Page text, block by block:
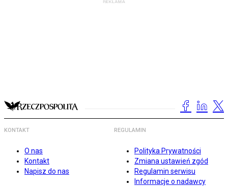
KONTAKT
O nas
Kontakt
Napisz do nas
REGULAMIN
Polityka Prywatności
Zmiana ustawień zgód
Regulamin serwisu
Informacje o nadawcy